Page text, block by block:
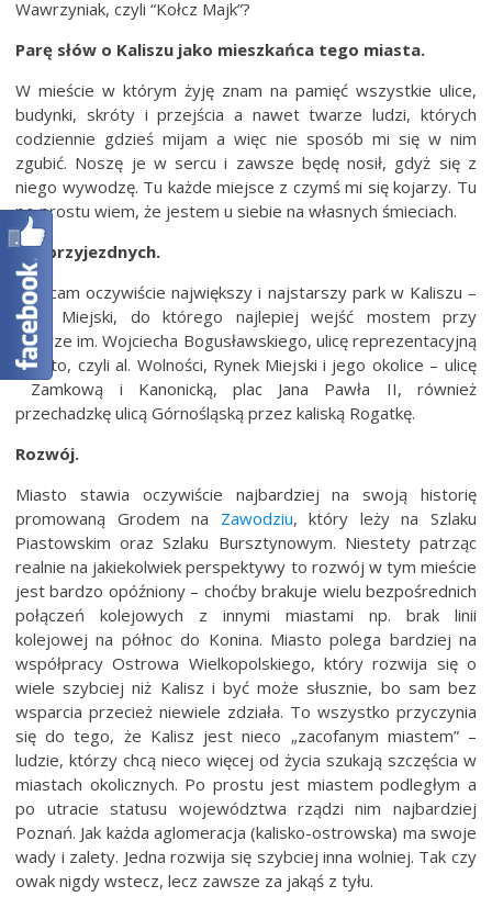
Wawrzyniak, czyli “Kołcz Majk”?
Parę słów o Kaliszu jako mieszkańca tego miasta.
W mieście w którym żyję znam na pamięć wszystkie ulice,
budynki, skróty i przejścia a nawet twarze ludzi, których
codziennie gdzieś mijam a więc nie sposób mi się w nim
zgubić. Noszę je w sercu i zawsze będę nosił, gdyż się z
niego wywodzę. Tu każde miejsce z czymś mi się kojarzy. Tu
po prostu wiem, że jestem u siebie na własnych śmieciach.
Dla przyjezdnych.
Polecam oczywiście największy i najstarszy park w Kaliszu –
Park Miejski, do którego najlepiej wejść mostem przy
teatrze im. Wojciecha Bogusławskiego, ulicę reprezentacyjną
miasto, czyli al. Wolności, Rynek Miejski i jego okolice – ulicę
Zamkową i Kanonicką, plac Jana Pawła II, również
przechadzkę ulicą Górnośląską przez kaliską Rogatkę.
Rozwój.
Miasto stawia oczywiście najbardziej na swoją historię
promowaną Grodem na Zawodziu, który leży na Szlaku
Piastowskim oraz Szlaku Bursztynowym. Niestety patrząc
realnie na jakiekolwiek perspektywy to rozwój w tym mieście
jest bardzo opóźniony – choćby brakuje wielu bezpośrednich
połączeń kolejowych z innymi miastami np. brak linii
kolejowej na północ do Konina. Miasto polega bardziej na
współpracy Ostrowa Wielkopolskiego, który rozwija się o
wiele szybciej niż Kalisz i być może słusznie, bo sam bez
wsparcia przecież niewiele zdziała. To wszystko przyczynia
się do tego, że Kalisz jest nieco „zacofanym miastem” –
ludzie, którzy chcą nieco więcej od życia szukają szczęścia w
miastach okolicznych. Po prostu jest miastem podległym a
po utracie statusu województwa rządzi nim najbardziej
Poznań. Jak każda aglomeracja (kalisko-ostrowska) ma swoje
wady i zalety. Jedna rozwija się szybciej inna wolniej. Tak czy
owak nigdy wstecz, lecz zawsze za jakąś z tyłu.